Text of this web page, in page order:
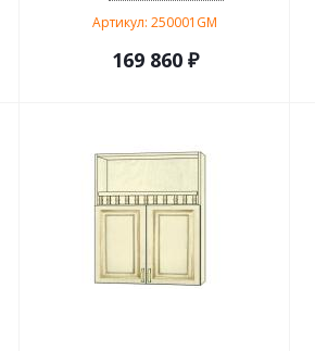
Артикул: 250001GM
169 860₽